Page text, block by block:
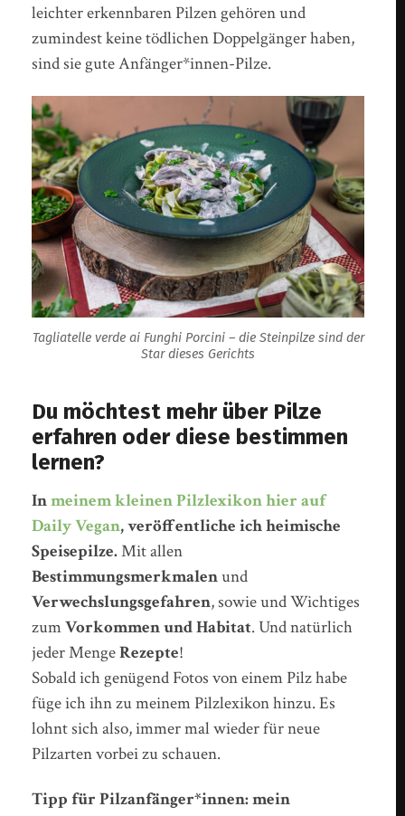
leichter erkennbaren Pilzen gehören und
zumindest keine tödlichen Doppelgänger haben,
sind sie gute Anfänger*innen-Pilze.
Tagliatelle verde ai Funghi Porcini – die Steinpilze sind der
Star dieses Gerichts
Du möchtest mehr über Pilze
erfahren oder diese bestimmen
lernen?
Inmeinem kleinen Pilzlexikon hier auf
Daily Vegan, veröffentliche ich heimische
Speisepilze.Mit allen
Bestimmungsmerkmalenund
Verwechslungsgefahren, sowie und Wichtiges
zumVorkommen und Habitat. Und natürlich
jeder MengeRezepte!
Sobald ich genügend Fotos von einem Pilz habe
füge ich ihn zu meinem Pilzlexikon hinzu. Es
lohnt sich also, immer mal wieder für neue
Pilzarten vorbei zu schauen.
Tipp für Pilzanfänger*innen: mein